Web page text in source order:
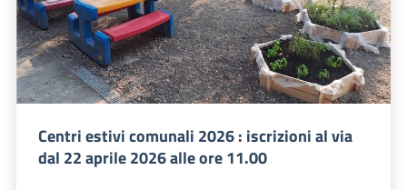
Centri estivi comunali 2026 : iscrizioni al via
dal 22 aprile 2026 alle ore 11.00